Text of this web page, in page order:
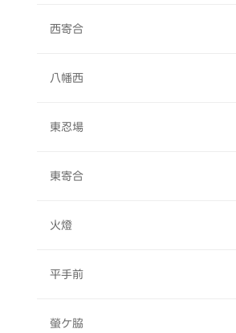
西寄合
八幡西
東忍場
東寄合
火燈
平手前
螢ケ脇